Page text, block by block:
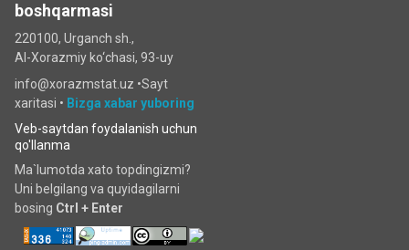
boshqarmasi
220100, Urganch sh.,
Al-Xorazmiy ko‘chаsi, 93-uy
info@xorazmstat.uz •Sayt
xaritasi • Bizga xabar yuboring
Veb-saytdan foydalanish uchun
qo'llanma
Ma`lumotda xato topdingizmi?
Uni belgilang va quyidagilarni
bosing Ctrl + Enter